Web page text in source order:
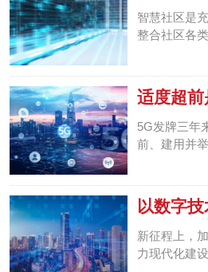
区建设
智慧社区是
整合社区各
能化管理与
适度超
更是未
5G发牌三年
前、建用并
目的成就，
以数字
细化水平
新征程上，
力现代化建